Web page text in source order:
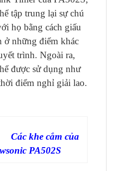
tập trung lại sự chú
họ bằng cách giấu
ở những điểm khác
trình. Ngoài ra,
được sử dụng như
điểm nghỉ giải lao.
Các khe cắm của
PA502S